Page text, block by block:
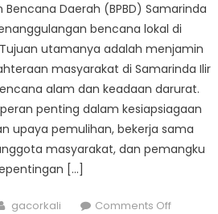
Saat
Krisis
Daerah (BPBD) Samarinda
bencana lokal di
utamanya adalah menjamin
masyarakat di Samarinda Ilir
alam dan keadaan darurat.
penting dalam kesiapsiagaan
upaya pemulihan, bekerja sama
masyarakat, dan pemangku
[…]
Author
gacorkali Comments Offon